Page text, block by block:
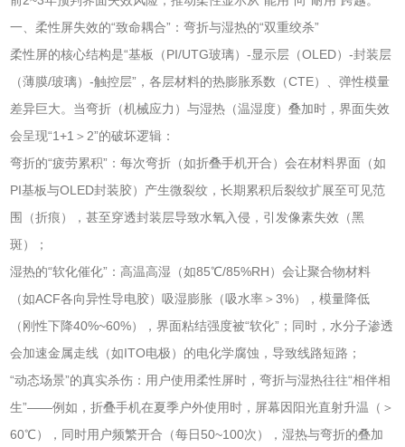
一、柔性屏失效的“致命耦合”：弯折与湿热的“双重绞杀”
柔性屏的核心结构是“基板（PI/UTG玻璃）-显示层（OLED）-封装层
（薄膜/玻璃）-触控层”，各层材料的热膨胀系数（CTE）、弹性模量
差异巨大。当弯折（机械应力）与湿热（温湿度）叠加时，界面失效
会呈现“1+1＞2”的破坏逻辑：
弯折的“疲劳累积”：每次弯折（如折叠手机开合）会在材料界面（如
PI基板与OLED封装胶）产生微裂纹，长期累积后裂纹扩展至可见范
围（折痕），甚至穿透封装层导致水氧入侵，引发像素失效（黑
斑）；
湿热的“软化催化”：高温高湿（如85℃/85%RH）会让聚合物材料
（如ACF各向异性导电胶）吸湿膨胀（吸水率＞3%），模量降低
（刚性下降40%~60%），界面粘结强度被“软化”；同时，水分子渗透
会加速金属走线（如ITO电极）的电化学腐蚀，导致线路短路；
“动态场景”的真实杀伤：用户使用柔性屏时，弯折与湿热往往“相伴相
生”——例如，折叠手机在夏季户外使用时，屏幕因阳光直射升温（＞
60℃），同时用户频繁开合（每日50~100次），湿热与弯折的叠加